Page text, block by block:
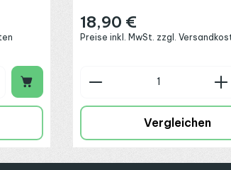
oder benutze die
den gewünschten Wert
Regulärer Preis:
18,90 €
Preise inkl. MwSt. zzgl.
Produkt Anzahl:
Vergleichen